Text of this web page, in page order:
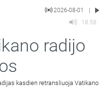
2026-08-01
18:58
radijo
kasdien retransliuoja Vatikano